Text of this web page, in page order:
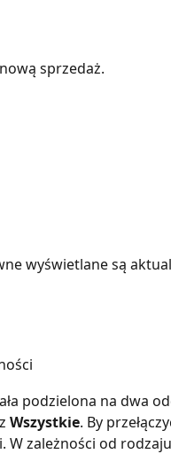
sprzedaż.
wyświetlane są
podzielona na dwa
Wszystkie. By
W zależności od